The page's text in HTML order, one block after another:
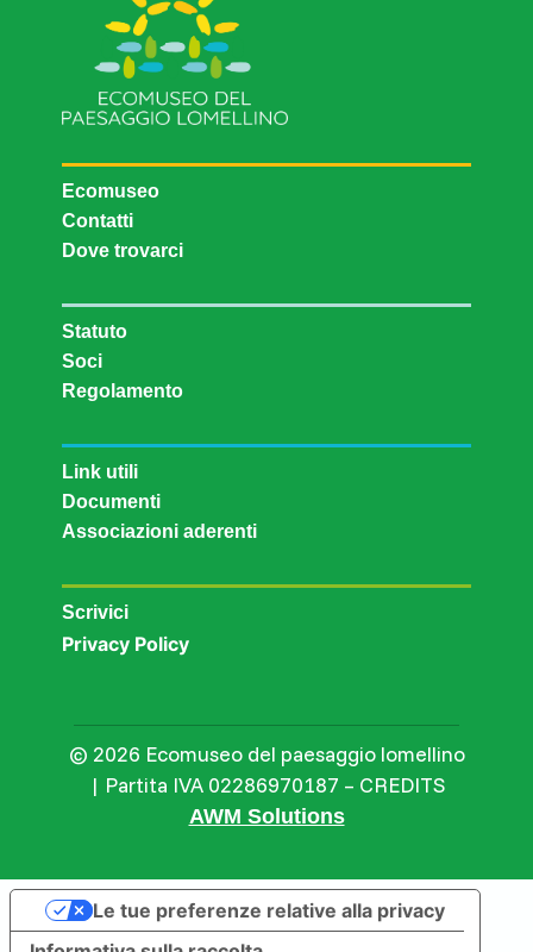
Ecomuseo
Contatti
Dove trovarci
Statuto
Soci
Regolamento
Link utili
Documenti
Associazioni aderenti
Scrivici
Privacy Policy
© 2026 Ecomuseo del paesaggio lomellino
| Partita IVA 02286970187 – CREDITS
AWM Solutions
Le tue preferenze relative alla privacy